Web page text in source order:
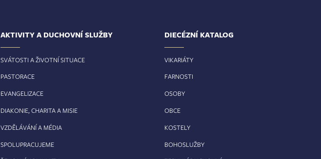
AKTIVITY A DUCHOVNÍ SLUŽBY
SVÁTOSTI A ŽIVOTNÍ SITUACE
PASTORACE
EVANGELIZACE
DIAKONIE, CHARITA A MISIE
VZDĚLÁVÁNÍ A MÉDIA
SPOLUPRACUJEME
DIECÉZNÍ KATALOG
VIKARIÁTY
FARNOSTI
OSOBY
OBCE
KOSTELY
BOHOSLUŽBY